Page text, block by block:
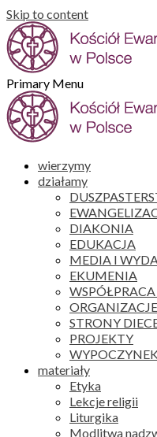
Skip to content
Primary Menu
wierzymy
działamy
DIAKONIA
EDUKACJA
MEDIA I
EKUMENIA
ORGANIZACJE
STRONY
PROJEKTY
WYPOCZYNEK
materiały
Etyka
Lekcje religii
Liturgika
Modlitwa